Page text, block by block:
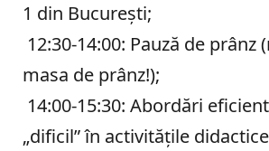
1 din Bucureşti;
12:30-14:00: Pauză de prânz
masa de prânz!);
14:00-15:30: Abordări
„dificil” în activitățile